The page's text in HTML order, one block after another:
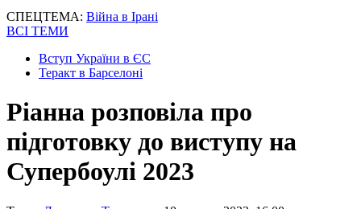
СПЕЦТЕМА: Війна в Ірані
ВСІ ТЕМИ
Вступ України в ЄС
Теракт в Барселоні
Ріанна розповіла про
підготовку до виступу на
Супербоулі 2023